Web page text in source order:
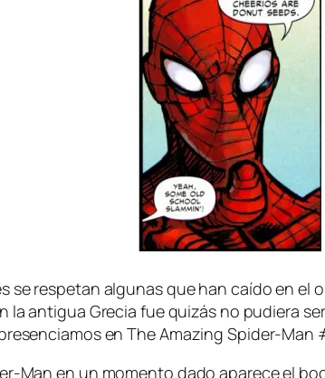
se res­pe­tan al­gu­nas que han caí­do en
la an­ti­gua Grecia fue qui­zás no pu­die­ra
en The Amazing Spider-Man
Man en un mo­men­to da­do apa­re­ce el